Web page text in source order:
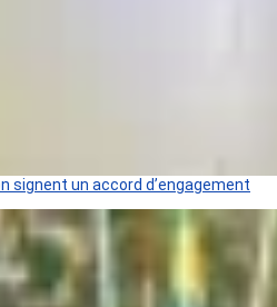
signent un accord d’engagement